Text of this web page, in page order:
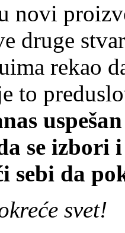
novi
druge
rekao
to
se izbori
sebi da
svet!